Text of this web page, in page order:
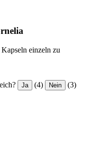
einzeln zu
Ja (4) Nein (3)